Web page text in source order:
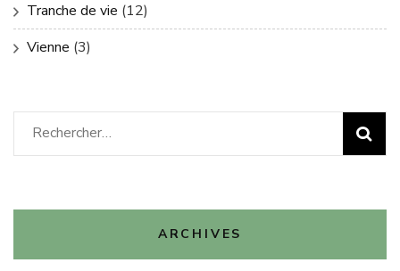
Tranche de vie (12)
Vienne (3)
Rechercher :
ARCHIVES